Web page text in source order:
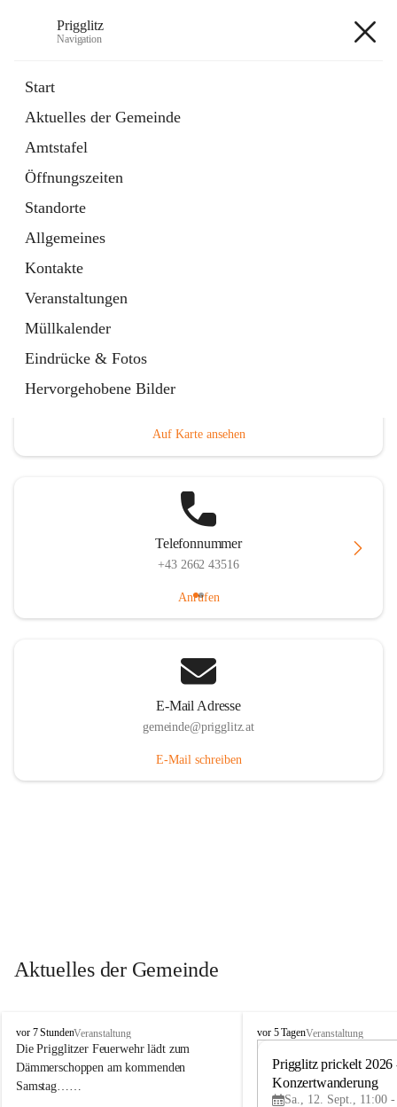
Prigglitz
Navigation
Start
Aktuelles der Gemeinde
Amtstafel
Öffnungszeiten
Standorte
Allgemeines
Kontakte
Veranstaltungen
Müllkalender
Eindrücke & Fotos
Hervorgehobene Bilder
Externe Webseite
in
Tab
Gemeindezeitung
Ordner
öffnet
in
neuem
Tab
Hauptadresse
Auf Karte ansehen
Telefonnummer
+43 2662 43516
Anrufen
E-Mail Adresse
gemeinde@prigglitz.at
E-Mail schreiben
Aktuelles der Gemeinde
P
r
i
g
vor 7 StundenVeranstaltung
Die Prigglitzer Feuerwehr lädt zum
Dämmerschoppen am kommenden
Samstag……
P
vor 5 TagenVeranstaltung
Prigglitz prickelt 2026
Konzertwanderung
Sa., 12. Sept., 11:00